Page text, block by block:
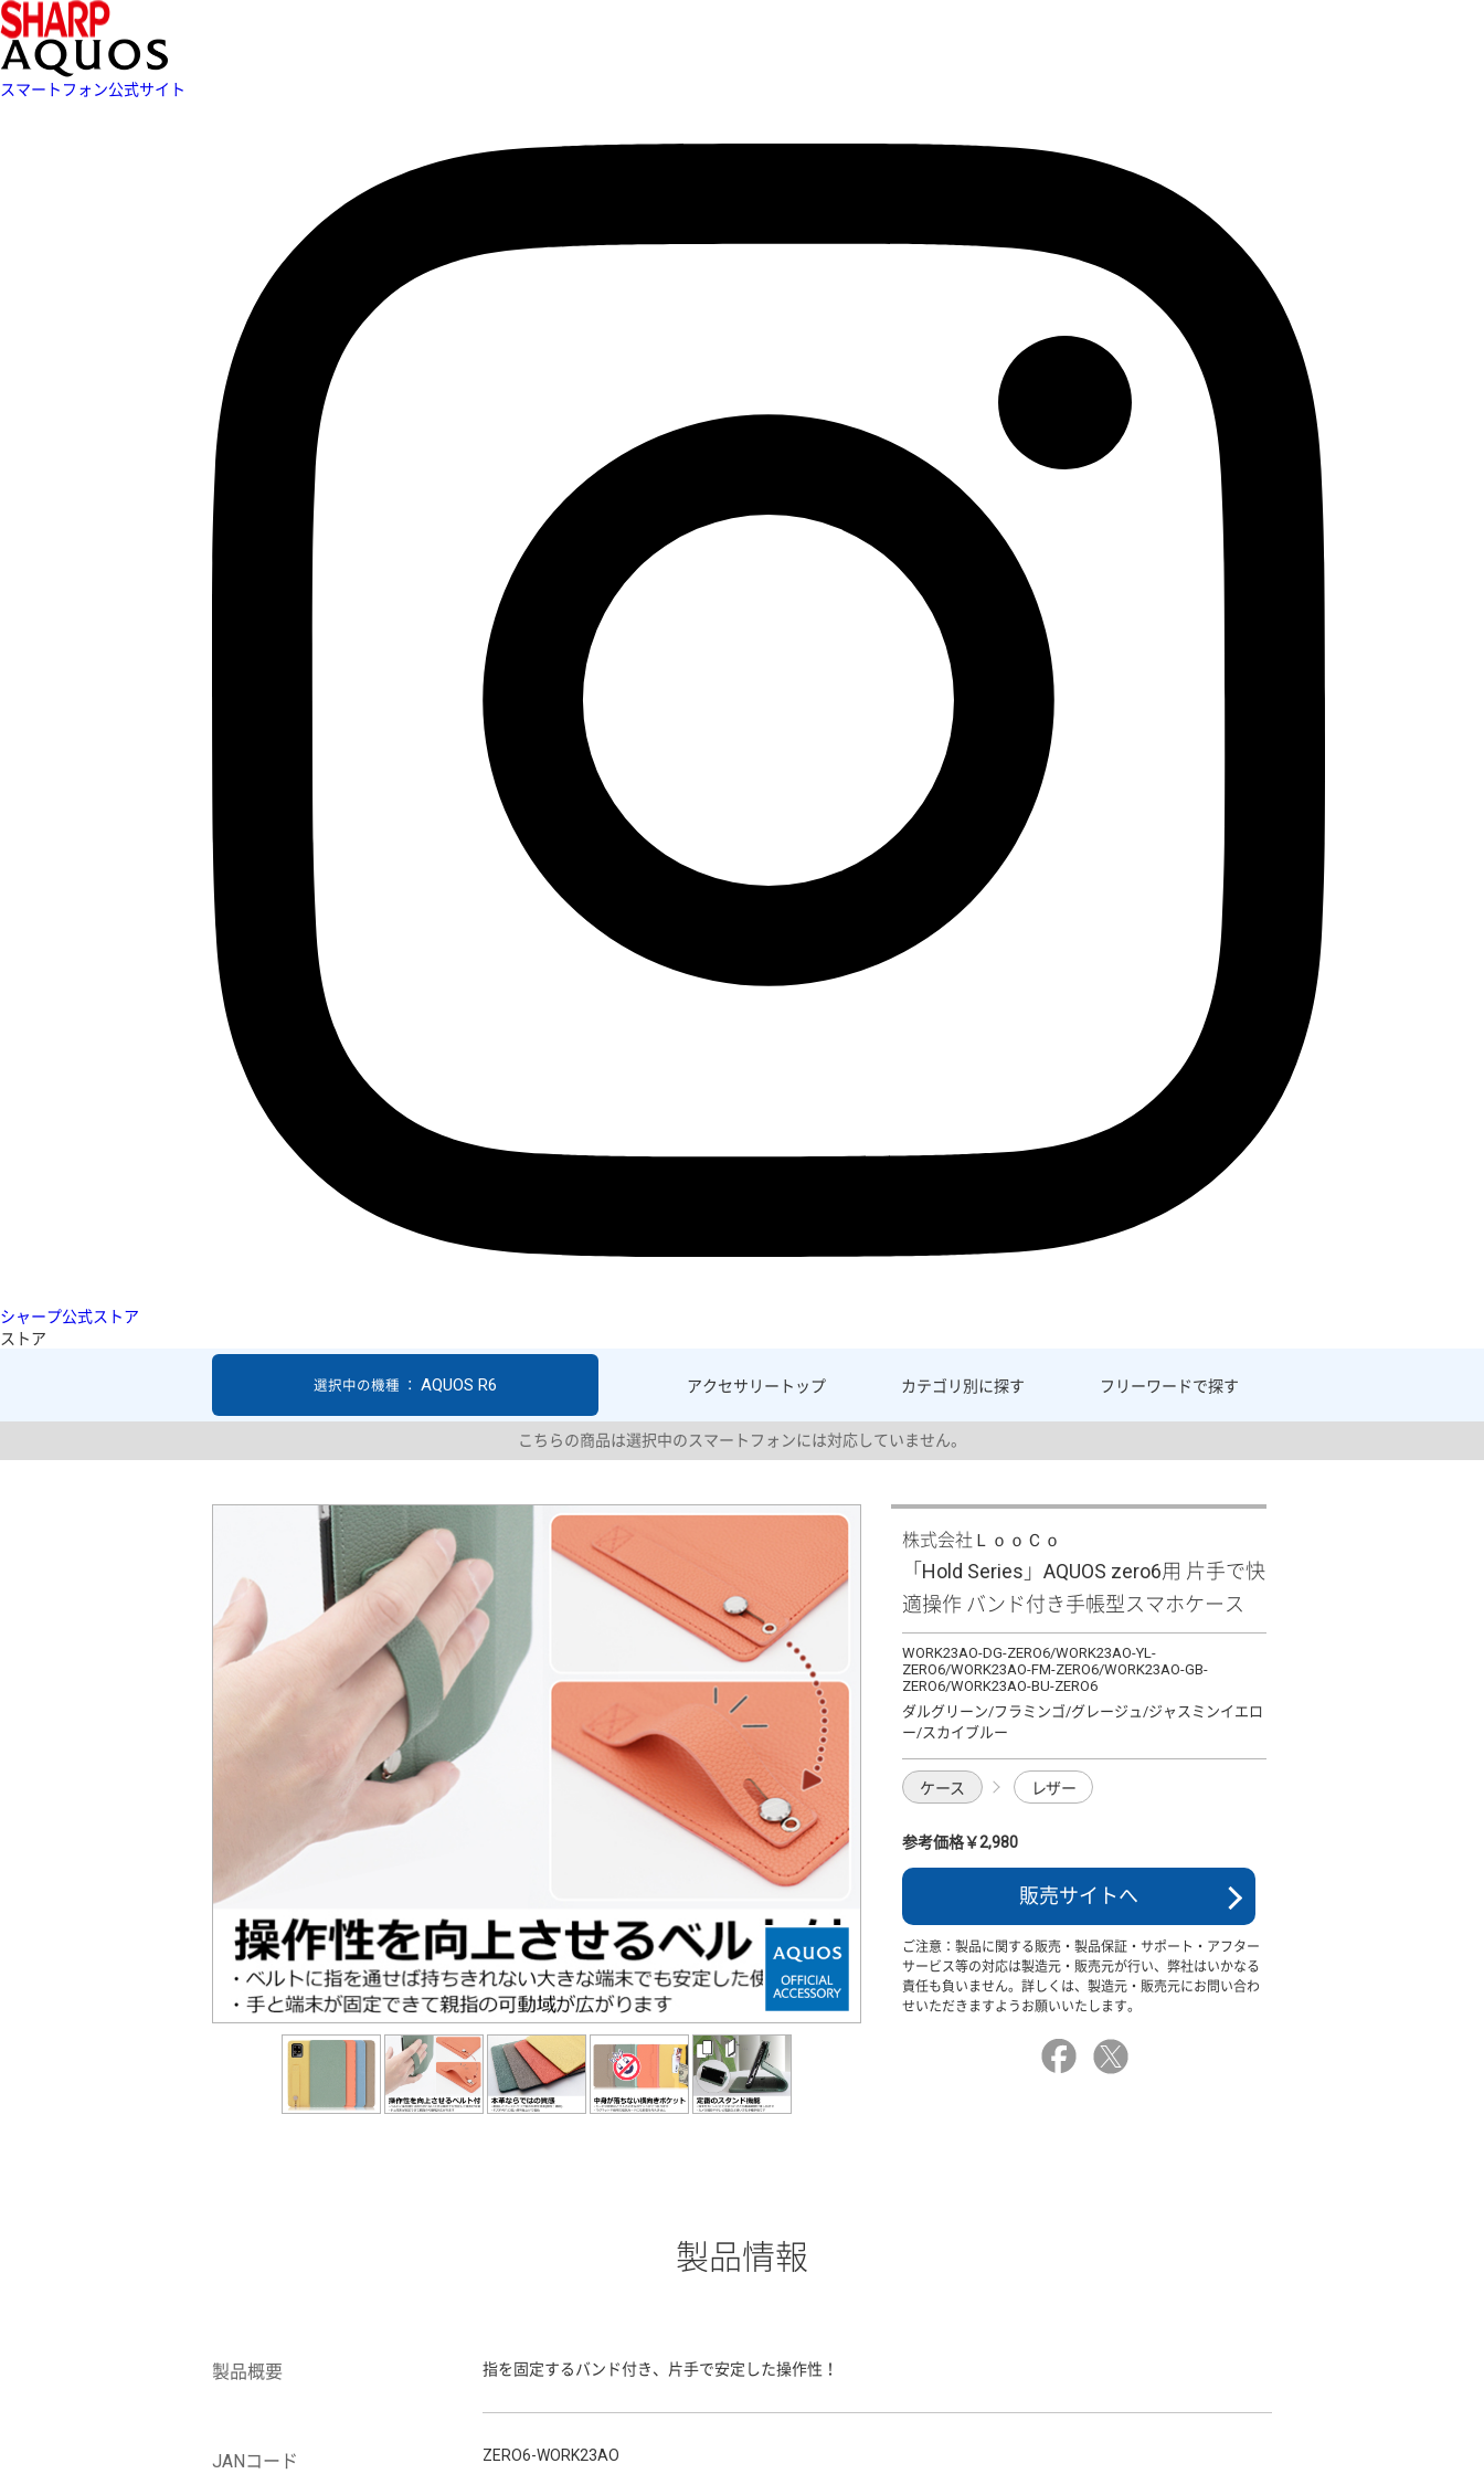
スマートフォン公式サイト
シャープ公式ストア
ストア
アクセサリー トップ カテゴリ別に探す フリーワードで探す
選択中の機種 ： AQUOS R6
こちらの商品は選択中のスマートフォンには対応していません。
株式会社ＬｏｏＣｏ
「Hold Series」AQUOS zero6用 片手で快
適操作 バンド付き手帳型スマホケース
WORK23AO-DG-ZERO6/WORK23AO-YL-
ZERO6/WORK23AO-FM-ZERO6/WORK23AO-GB-
ZERO6/WORK23AO-BU-ZERO6
ダルグリーン/フラミンゴ/グレージュ/ジャスミンイエロ
ー/スカイブルー
ケース レザー
参考価格￥2,980
販売サイトへ
ご注意：製品に関する販売・製品保証・サポート・アフター
サービス等の対応は製造元・販売元が行い、弊社はいかなる
責任も負いません。詳しくは、製造元・販売元にお問い合わ
せいただきますようお願いいたします。
製品情報
製品概要 指を固定するバンド付き、片手で安定した操作性！
JANコード ZERO6-WORK23AO